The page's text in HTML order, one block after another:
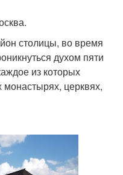
столицы, во время
духом пяти
из которых
церквях,